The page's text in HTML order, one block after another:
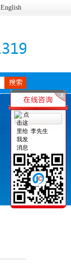
English
李先生